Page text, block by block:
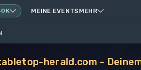
MEINE EVENTS MEHR
herald.com -